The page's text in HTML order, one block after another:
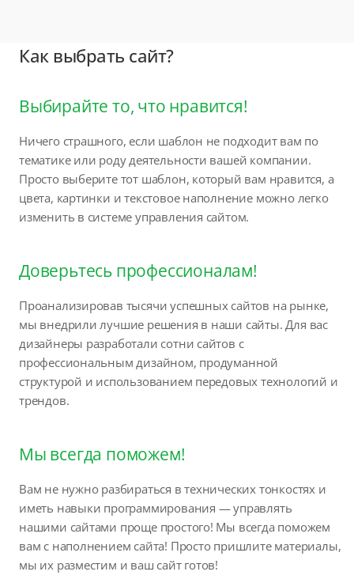
Как выбрать сайт?
Выбирайте то, что нравится!
Ничего страшного, если шаблон не подходит вам по
тематике или роду деятельности вашей компании.
Просто выберите тот шаблон, который вам нравится, а
цвета, картинки и текстовое наполнение можно легко
изменить в системе управления сайтом.
Доверьтесь профессионалам!
Проанализировав тысячи успешных сайтов на рынке,
мы внедрили лучшие решения в наши сайты. Для вас
дизайнеры разработали сотни сайтов с
профессиональным дизайном, продуманной
структурой и использованием передовых технологий и
трендов.
Мы всегда поможем!
Вам не нужно разбираться в технических тонкостях и
иметь навыки программирования — управлять
нашими сайтами проще простого! Мы всегда поможем
вам с наполнением сайта! Просто пришлите материалы,
мы их разместим и ваш сайт готов!